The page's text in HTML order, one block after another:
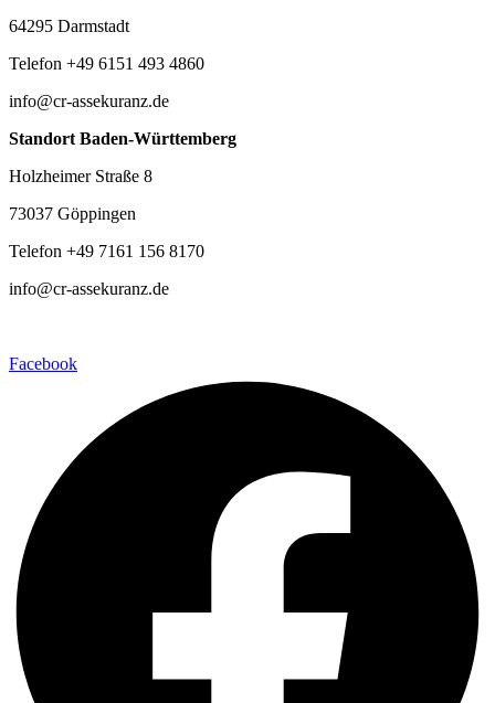
64295 Darmstadt
Telefon +49 6151 493 4860
info@cr-assekuranz.de
Standort Baden-Württemberg
Holzheimer Straße 8
73037 Göppingen
Telefon +49 7161 156 8170
info@cr-assekuranz.de
Facebook